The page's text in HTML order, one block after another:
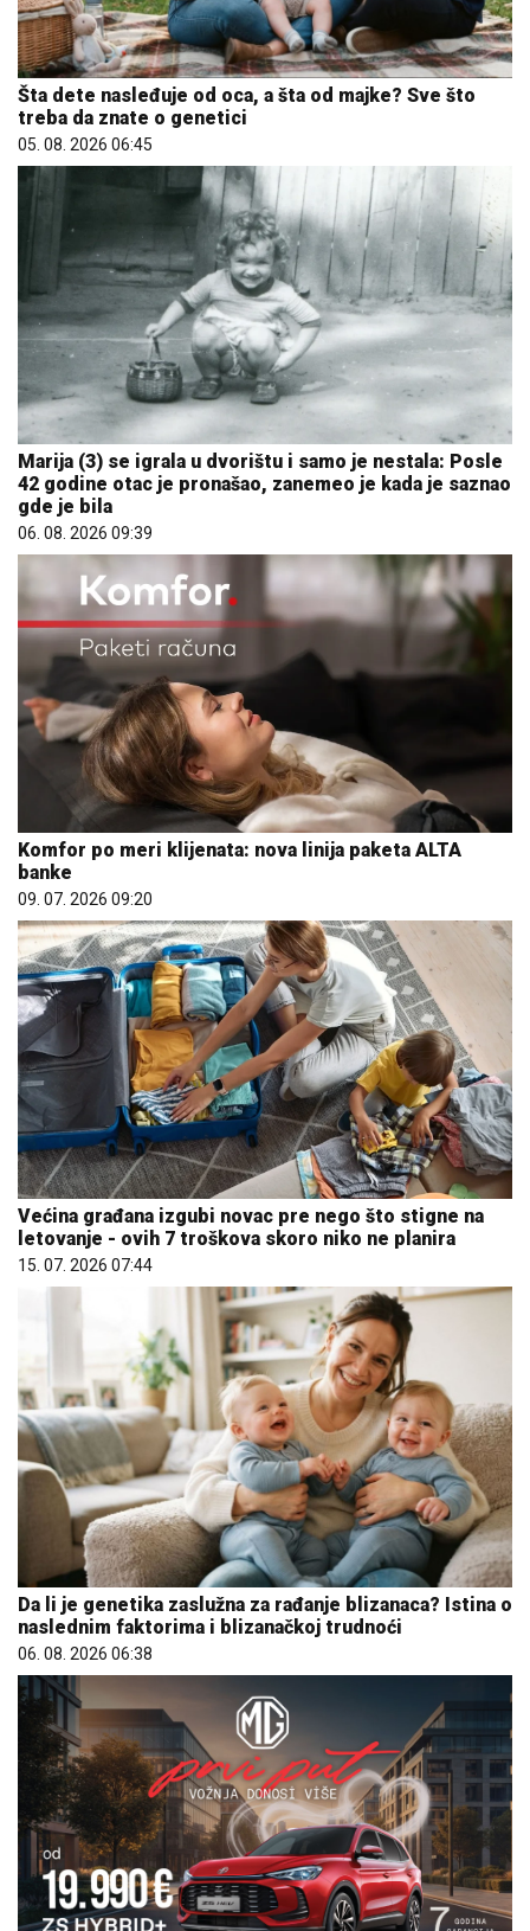
Šta dete nasleđuje od oca, a šta od majke? Sve što
treba da znate o genetici
05. 08. 2026 06:45
Marija (3) se igrala u dvorištu i samo je nestala: Posle
42 godine otac je pronašao, zanemeo je kada je saznao
gde je bila
06. 08. 2026 09:39
Komfor po meri klijenata: nova linija paketa ALTA
banke
09. 07. 2026 09:20
Većina građana izgubi novac pre nego što stigne na
letovanje - ovih 7 troškova skoro niko ne planira
15. 07. 2026 07:44
Da li je genetika zaslužna za rađanje blizanaca? Istina o
naslednim faktorima i blizanačkoj trudnoći
06. 08. 2026 06:38